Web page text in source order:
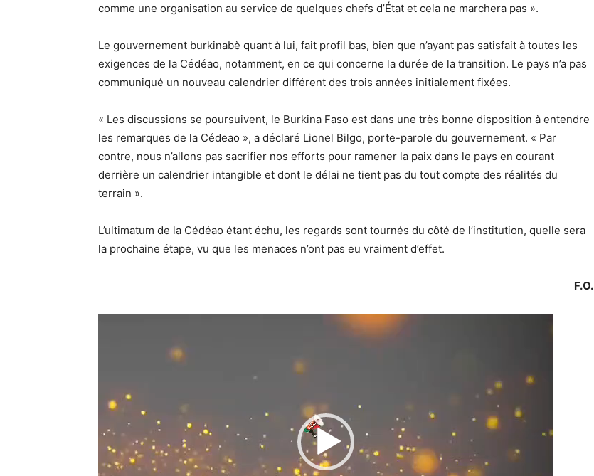
comme une organisation au service de quelques chefs d’État et cela ne marchera pas ».
Le gouvernement burkinabè quant à lui, fait profil bas, bien que n’ayant pas satisfait à toutes les
exigences de la Cédéao, notamment, en ce qui concerne la durée de la transition. Le pays n’a pas
communiqué un nouveau calendrier différent des trois années initialement fixées.
« Les discussions se poursuivent, le Burkina Faso est dans une très bonne disposition à entendre
les remarques de la Cédeao », a déclaré Lionel Bilgo, porte-parole du gouvernement. « Par
contre, nous n’allons pas sacrifier nos efforts pour ramener la paix dans le pays en courant
derrière un calendrier intangible et dont le délai ne tient pas du tout compte des réalités du
terrain ».
L’ultimatum de la Cédéao étant échu, les regards sont tournés du côté de l’institution, quelle sera
la prochaine étape, vu que les menaces n’ont pas eu vraiment d’effet.
F.O.
Lecteur